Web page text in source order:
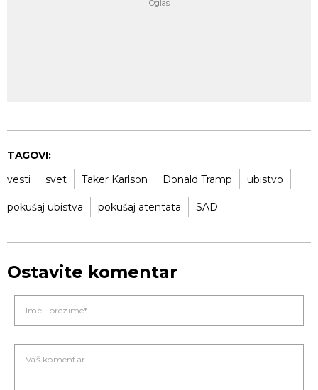
TAGOVI:
vesti
svet Taker Karlson Donald Tramp ubistvo
pokušaj ubistva pokušaj atentata SAD
Ostavite komentar